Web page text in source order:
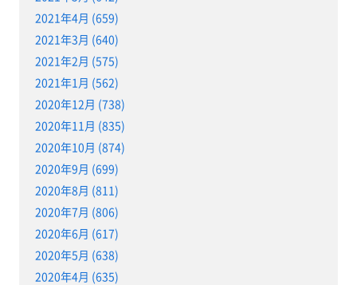
2021年4月 (659)
2021年3月 (640)
2021年2月 (575)
2021年1月 (562)
2020年12月 (738)
2020年11月 (835)
2020年10月 (874)
2020年9月 (699)
2020年8月 (811)
2020年7月 (806)
2020年6月 (617)
2020年5月 (638)
2020年4月 (635)